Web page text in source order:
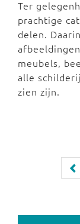
Ter
prachtige
delen.
meubels,
alle
zien zijn.